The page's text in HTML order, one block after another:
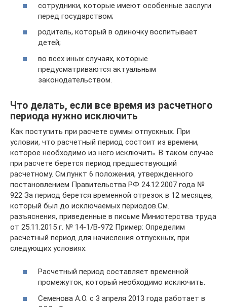
сотрудники, которые имеют особенные заслуги
перед государством;
родитель, который в одиночку воспитывает
детей;
во всех иных случаях, которые
предусматриваются актуальным
законодательством.
Что делать, если все время из расчетного
периода нужно исключить
Как поступить при расчете суммы отпускных. При
условии, что расчетный период состоит из времени,
которое необходимо из него исключить. В таком случае
при расчете берется период предшествующий
расчетному. См.пункт 6 положения, утвержденного
постановлением Правительства РФ 24.12.2007 года №
922 За период берется временной отрезок в 12 месяцев,
который был до исключаемых периодов.См.
разъяснения, приведенные в письме Министерства труда
от 25.11.2015 г. № 14-1/В-972 Пример: Определим
расчетный период для начисления отпускных, при
следующих условиях:
Расчетный период составляет временной
промежуток, который необходимо исключить.
Семенова А.О. с 3 апреля 2013 года работает в